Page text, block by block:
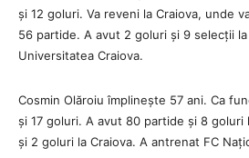
și 12 goluri. Va reveni la Craiova, unde
56 partide. A avut 2 goluri și 9 selecții
Universitatea Craiova.
Cosmin Olăroiu împlinește 57 ani. Ca
și 17 goluri. A avut 80 partide și 8 goluri
și 2 goluri la Craiova. A antrenat FC